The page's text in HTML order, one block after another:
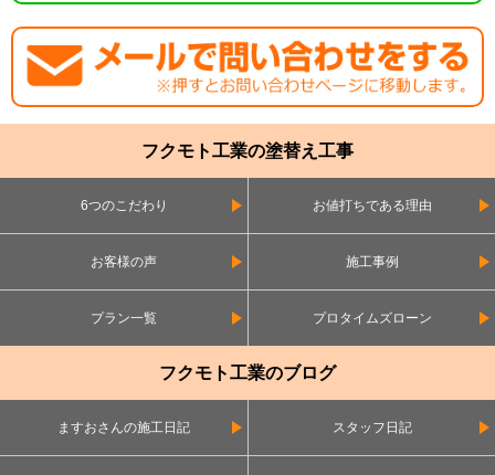
フクモト工業の塗替え工事
6つのこだわり お値打ちである理由
お客様の声 施工事例
プラン一覧 プロタイムズローン
フクモト工業のブログ
ますおさんの施工日記 スタッフ日記